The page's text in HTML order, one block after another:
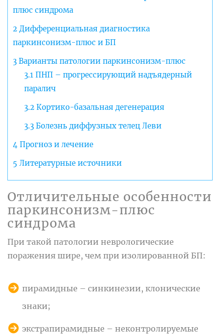
плюс синдрома
2 Дифференциальная диагностика
паркинсонизм-плюс и БП
3 Варианты патологии паркинсонизм-плюс
3.1ПНП – прогрессирующий надъядерный
паралич
3.2Кортико-базальная дегенерация
3.3Болезнь диффузных телец Леви
4 Прогноз и лечение
5 Литературные источники
Отличительные особенности
паркинсонизм-плюс
синдрома
При такой патологии неврологические
поражения шире, чем при изолированной БП:
пирамидные – синкинезии, клонические
знаки;
экстрапирамидные – неконтролируемые